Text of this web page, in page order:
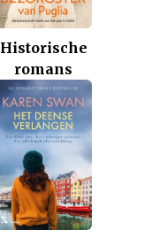
Historische
romans